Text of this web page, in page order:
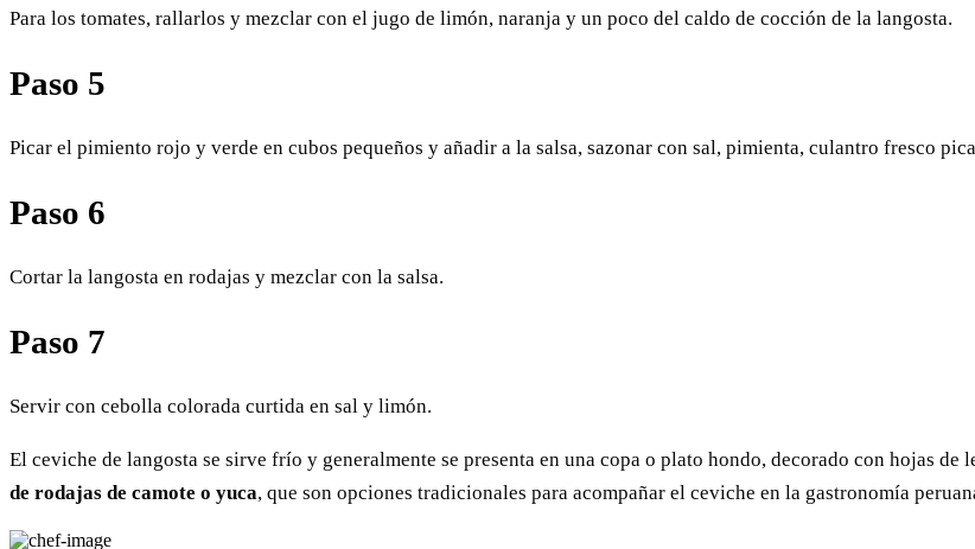
Para los tomates, rallarlos y mezclar con el jugo de limón, naranja y un poco del caldo de cocción de la langosta.
Paso 5
Picar el pimiento rojo y verde en cubos pequeños y añadir a la salsa, sazonar con sal, pimienta, culantro fresco
Paso 6
Cortar la langosta en rodajas y mezclar con la salsa.
Paso 7
Servir con cebolla colorada curtida en sal y limón.
El ceviche de langosta se sirve frío y generalmente se presenta en una copa o plato hondo, decorado con hojas de
de rodajas de camote o yuca, que son opciones tradicionales para acompañar el ceviche en la gastronomía